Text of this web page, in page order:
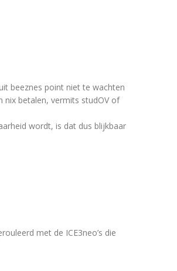
beeznes point niet te wachten
nix betalen, vermits studOV of
wordt, is dat dus blijkbaar
met de ICE3neo’s die